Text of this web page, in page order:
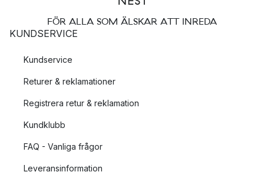
FÖR ALLA SOM ÄLSKAR ATT INREDA
KUNDSERVICE
Kundservice
Returer & reklamationer
Registrera retur & reklamation
Kundklubb
FAQ - Vanliga frågor
Leveransinformation